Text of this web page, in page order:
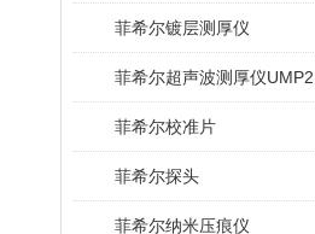
菲希尔镀层测厚仪
菲希尔校准片
菲希尔探头
菲希尔纳米压痕仪